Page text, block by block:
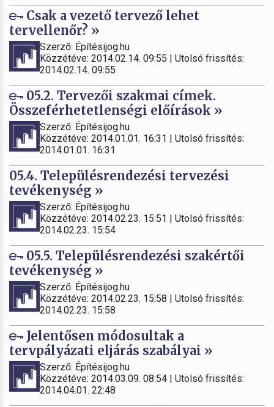
Csak a vezető tervező lehet
tervellenőr? »
Szerző: Építésijog.hu
Közzétéve: 2014.02.14. 09:55 | Utolsó frissítés:
2014.02.14. 09:55
05.2. Tervezői szakmai címek.
Összeférhetetlenségi előírások »
Szerző: Építésijog.hu
Közzétéve: 2014.01.01. 16:31 | Utolsó frissítés:
2014.01.01. 16:31
05.4. Településrendezési tervezési
tevékenység »
Szerző: Építésijog.hu
Közzétéve: 2014.02.23. 15:51 | Utolsó frissítés:
2014.02.23. 15:54
05.5. Településrendezési szakértői
tevékenység »
Szerző: Építésijog.hu
Közzétéve: 2014.02.23. 15:58 | Utolsó frissítés:
2014.02.23. 15:58
Jelentősen módosultak a
tervpályázati eljárás szabályai »
Szerző: Építésijog.hu
Közzétéve: 2014.03.09. 08:54 | Utolsó frissítés:
2014.04.01. 22:48